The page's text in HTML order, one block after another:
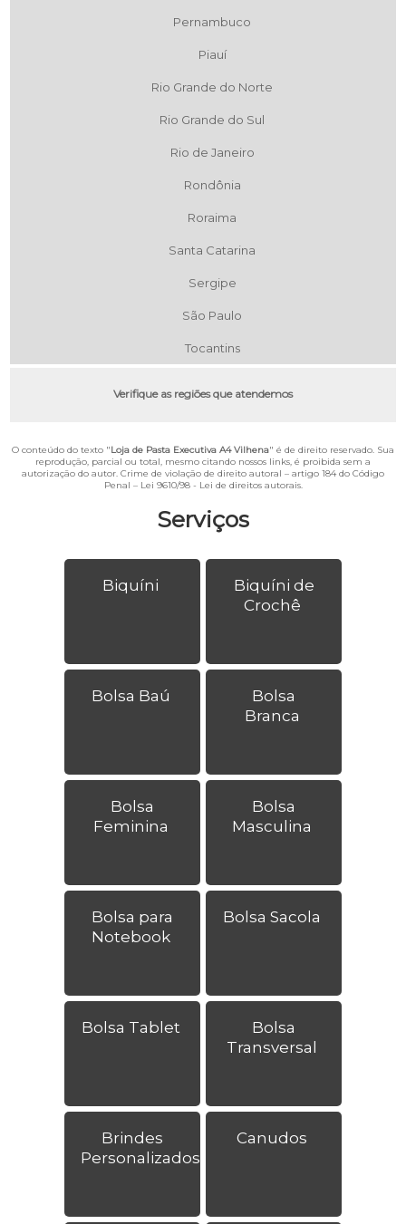
Serviços
Biquíni
Biquíni de
Crochê
Bolsa Baú
Bolsa
Branca
Bolsa
Feminina
Bolsa
Masculina
Bolsa para
Notebook
Bolsa Sacola
Bolsa Tablet
Bolsa
Transversal
Brindes
Personalizados
Canudos
Pernambuco
Piauí
Rio Grande do Norte
Rio Grande do Sul
Rio de Janeiro
Rondônia
Roraima
Santa Catarina
Sergipe
São Paulo
Tocantins
Verifique as regiões que atendemos
O conteúdo do texto "Loja de Pasta Executiva A4 Vilhena" é de direito reservado. Sua
reprodução, parcial ou total, mesmo citando nossos links, é proibida sem a
autorização do autor. Crime de violação de direito autoral – artigo 184 do Código
Penal – Lei 9610/98 - Lei de direitos autorais.